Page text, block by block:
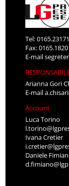
Tel:
Fax:
E-mail
Arianna Gori
E-mail
Account
Luca Torino
Ivana Cretier
Daniele